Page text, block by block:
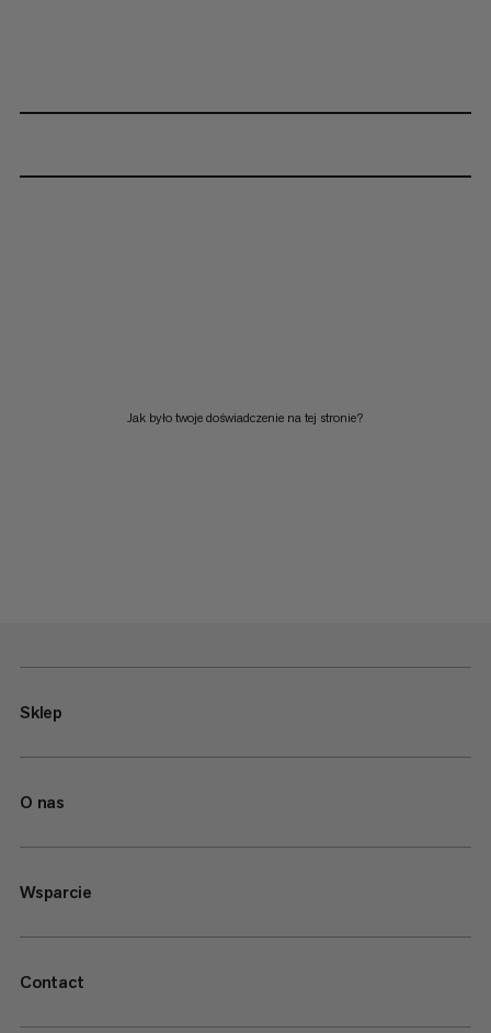
Jak było twoje doświadczenie na tej stronie?
Sklep
O nas
Wsparcie
Contact